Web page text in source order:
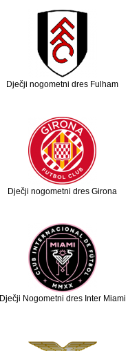
Dječji nogometni dres Fulham
Dječji nogometni dres Girona
Dječji Nogometni dres Inter Miami